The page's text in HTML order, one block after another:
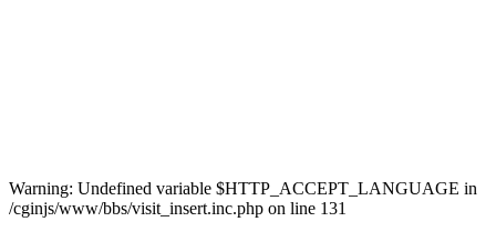
Warning: Undefined variable $HTTP_ACCEPT_LANGUAGE in
/cginjs/www/bbs/visit_insert.inc.php on line 131